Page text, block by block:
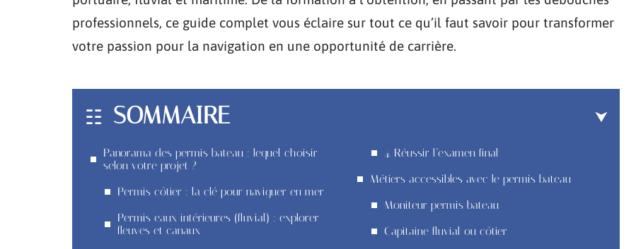
professionnels, ce guide complet vous éclaire sur tout ce qu’il faut savoir pour transformer
votre passion pour la navigation en une opportunité de carrière.
SOMMAIRE
Panorama des permis bateau : lequel choisir
selon votre projet ?
Permis côtier : la clé pour naviguer en mer
Permis eaux intérieures (fluvial) : explorer
fleuves et canaux
4. Réussir l’examen final
Métiers accessibles avec le permis bateau
Moniteur permis bateau
Capitaine fluvial ou côtier